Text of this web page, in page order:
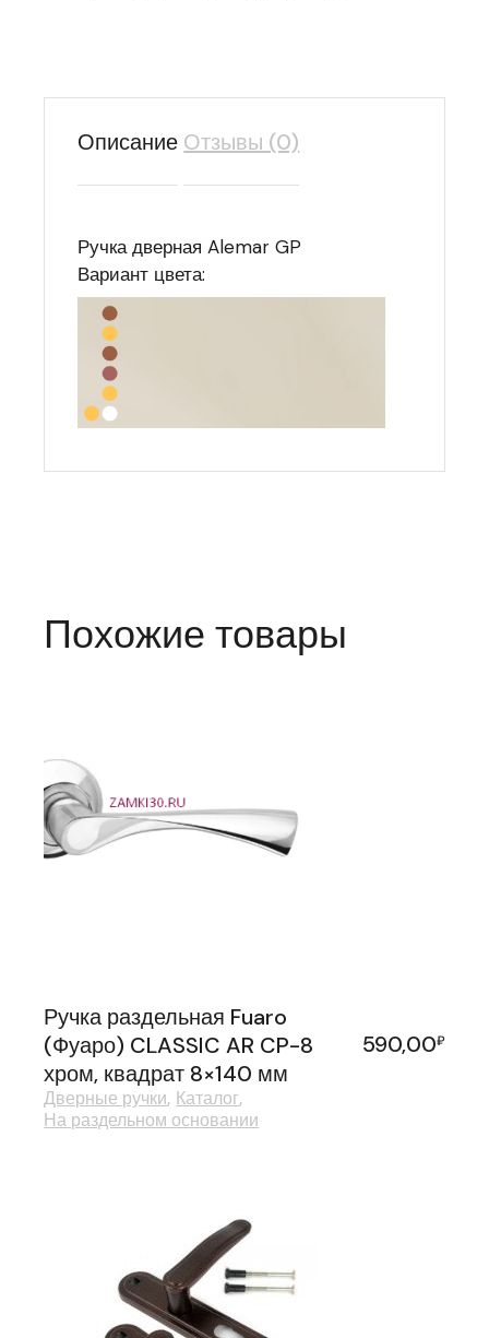
Описание Отзывы (0)
Ручка дверная Alemar GP
Вариант цвета:
Похожие товары
Ручка раздельная Fuaro
(Фуаро) CLASSIC AR CP-8
хром, квадрат 8×140 мм
590,00₽
Дверные ручки Каталог
На раздельном основании